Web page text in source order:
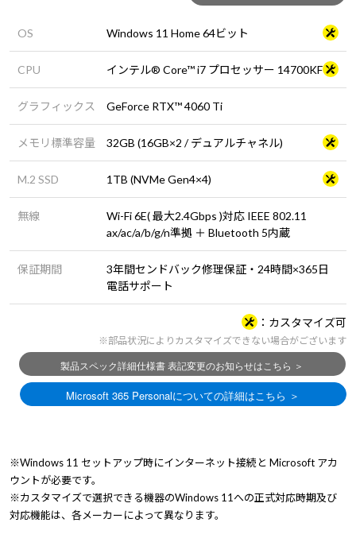
OS Windows 11 Home 64ビット
CPU インテル® Core™ i7 プロセッサー 14700KF
グラフィックス GeForce RTX™ 4060 Ti
メモリ標準容量 32GB (16GB×2 / デュアルチャネル)
M.2 SSD 1TB (NVMe Gen4×4)
無線
Wi-Fi 6E( 最大2.4Gbps )対応 IEEE 802.11
ax/ac/a/b/g/n準拠 ＋ Bluetooth 5内蔵
保証期間
3年間センドバック修理保証・24時間×365日
電話サポート
カスタマイズ可
※部品状況によりカスタマイズできない場合がございます
※Windows 11 セットアップ時にインターネット接続と Microsoft アカ
ウントが必要です。
※カスタマイズで選択できる機器のWindows 11への正式対応時期及び
対応機能は、各メーカーによって異なります。